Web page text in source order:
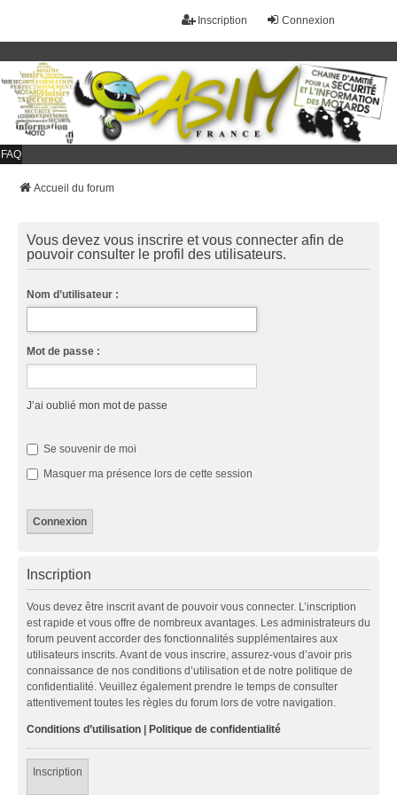
Connexion
Inscription
FAQ
Accueil du forum
Vous devez vous inscrire et vous connecter afin de
pouvoir consulter le profil des utilisateurs.
Nom d’utilisateur :
Mot de passe :
J’ai oublié mon mot de passe
Se souvenir de moi
Masquer ma présence lors de cette session
Inscription
Vous devez être inscrit avant de pouvoir vous connecter. L’inscription
est rapide et vous offre de nombreux avantages. Les administrateurs du
forum peuvent accorder des fonctionnalités supplémentaires aux
utilisateurs inscrits. Avant de vous inscrire, assurez-vous d’avoir pris
connaissance de nos conditions d’utilisation et de notre politique de
confidentialité. Veuillez également prendre le temps de consulter
attentivement toutes les règles du forum lors de votre navigation.
Conditions d’utilisation Politique de confidentialité
Inscription